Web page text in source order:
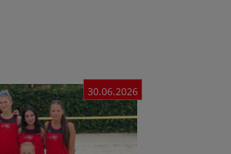
30.06.2026